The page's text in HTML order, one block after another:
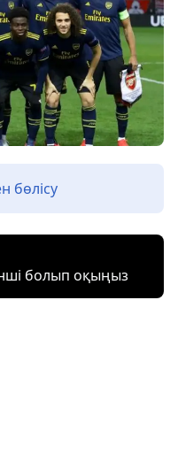
бөлісу
болып оқыңыз